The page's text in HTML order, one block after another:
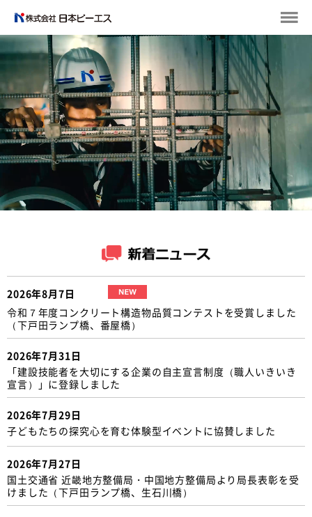
2026年8月7日
令和７年度コンクリート構造物品質コンテストを受賞しました
（下戸田ランプ橋、番屋橋）
2026年7月31日
「建設技能者を大切にする企業の自主宣言制度（職人いきいき
宣言）」に登録しました
2026年7月29日
子どもたちの探究心を育む体験型イベントに協賛しました
2026年7月27日
国土交通省 近畿地方整備局・中国地方整備局より局長表彰を受
けました（下戸田ランプ橋、生石川橋）